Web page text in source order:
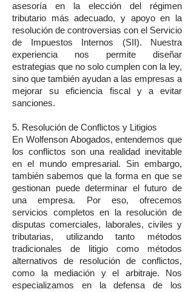
asesoría en la elección del régimen
tributario más adecuado, y apoyo en la
resolución de controversias con el Servicio
de Impuestos Internos (SII). Nuestra
experiencia nos permite diseñar
estrategias que no solo cumplen con la ley,
sino que también ayudan a las empresas a
mejorar su eficiencia fiscal y a evitar
sanciones.
5. Resolución de Conflictos y Litigios
En Wolfenson Abogados, entendemos que
los conflictos son una realidad inevitable
en el mundo empresarial. Sin embargo,
también sabemos que la forma en que se
gestionan puede determinar el futuro de
una empresa. Por eso, ofrecemos
servicios completos en la resolución de
disputas comerciales, laborales, civiles y
tributarias, utilizando tanto métodos
tradicionales de litigio como métodos
alternativos de resolución de conflictos,
como la mediación y el arbitraje. Nos
especializamos en la defensa de los